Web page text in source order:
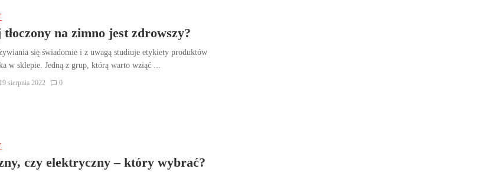
tłoczony na zimno jest zdrowszy?
się świadomie i z uwagą studiuje etykiety produktów
w sklepie. Jedną z grup, którą warto wziąć ...
19 sierpnia 2022 0
czy elektryczny – który wybrać?